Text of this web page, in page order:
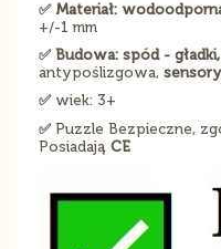
✅ Materiał:
+/-1 mm
✅ Budowa: spód -
antypoślizgowa,
✅ wiek: 3+
✅ Puzzle Bezpieczne,
Posiadają CE